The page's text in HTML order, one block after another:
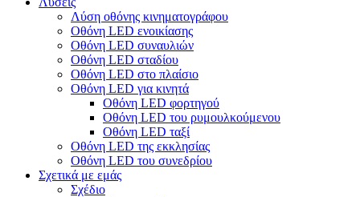
Λύση οθόνης κινηματογράφου
Οθόνη LED ενοικίασης
Οθόνη LED συναυλιών
Οθόνη LED σταδίου
Οθόνη LED στο πλαίσιο
Οθόνη LED για κινητά
Οθόνη LED φορτηγού
Οθόνη LED του ρυμουλκούμενου
Οθόνη LED ταξί
Οθόνη LED της εκκλησίας
Οθόνη LED του συνεδρίου
Σχετικά με εμάς
Σχέδιο